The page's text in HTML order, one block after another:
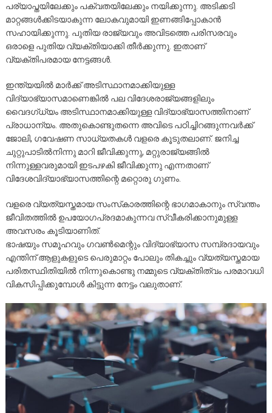
പര്യാപ്തയിലേക്കും പക്വതയിലേക്കും നയിക്കുന്നു. അടിക്കടി
മാറ്റങ്ങൾക്കിടയാകുന്ന ലോകവുമായി ഇണങ്ങിപ്പോകാൻ
സഹായിക്കുന്നു. പുതിയ രാജ്യവും അവിടത്തെ പരിസരവും
ഒരാളെ പുതിയ വ്യക്തിയാക്കി തീർക്കുന്നു. ഇതാണ്
വ്യക്തിപരമായ നേട്ടങ്ങൾ.
ഇന്ത്യയിൽ മാർക്ക് അടിസ്ഥാനമാക്കിയുള്ള
വിദ്യാഭ്യാസമാണെങ്കിൽ പല വിദേശരാജ്യങ്ങളിലും
വൈദഗ്ധ്യം അടിസ്ഥാനമാക്കിയുള്ള വിദ്യാഭ്യാസത്തിനാണ്
പ്രാധാന്യം. അതുകൊണ്ടുതന്നെ അവിടെ പഠിച്ചിറങ്ങുന്നവർക്ക്
ജോലി, ഗവേഷണ സാധ്യതകൾ വളരെ കൂടുതലാണ്. ജനിച്ച
ചുറ്റുപാടിൽനിന്നു മാറി ജീവിക്കുന്നു, മറ്റുരാജ്യങ്ങിൽ
നിന്നുള്ളവരുമായി ഇടപഴകി ജീവിക്കുന്നു എന്നതാണ്
വിദേശവിദ്യാഭ്യാസത്തിന്റെ മറ്റൊരു ഗുണം.
വളരെ വ്യത്യസ്തമായ സംസ്‌കാരത്തിന്റെ ഭാഗമാകാനും സ്വന്തം
ജീവിതത്തിൽ ഉപയോഗപ്രദമാകുന്നവ സ്വീകരിക്കാനുമുള്ള
അവസരം കൂടിയാണിത്.
ഭാഷയും സമൂഹവും ഗവൺമെന്റും വിദ്യാഭ്യാസ സമ്പ്രദായവും
എന്തിന് ആളുകളുടെ പെരുമാറ്റം പോലും തികച്ചും വ്യത്യസ്തമായ
പരിതസ്ഥിതിയിൽ നിന്നുകൊണ്ടു നമ്മുടെ വ്യക്തിത്വം പരമാവധി
വികസിപ്പിക്കുമ്പോൾ കിട്ടുന്ന നേട്ടം വലുതാണ്.